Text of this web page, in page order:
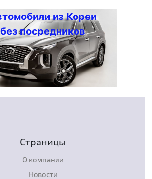
из Кореи
без посредников
Страницы
О компании
Новости